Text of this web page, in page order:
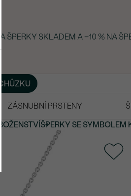
ŠPERKY SKLADEM A −10 % NA
ZÁSNUBNÍ PRSTENY
ŠPERKY SE SYMBOLEM